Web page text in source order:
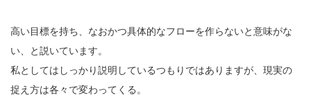
高い目標を持ち、なおかつ具体的なフローを作らないと意味がな
い、と説いています。
私としてはしっかり説明しているつもりではありますが、現実の
捉え方は各々で変わってくる。